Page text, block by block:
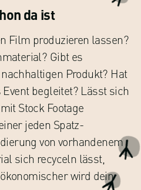
da ist
Film produzieren lassen?
Gibt es
Produkt? Hat
begleitet? Lässt sich
Stock Footage
jeden Spatz-
von vorhandenem
sich recyceln lässt,
wird dein